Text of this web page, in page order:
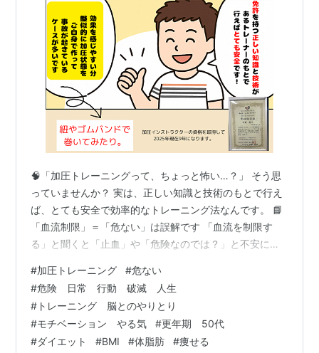
🧠「加圧トレーニングって、ちょっと怖い…？」 そう思
っていませんか？ 実は、正しい知識と技術のもとで行え
ば、とても安全で効率的なトレーニング法なんです。 📘
「血流制限」＝「危ない」は誤解です 「血流を制限す
る」と聞くと「止血」や「危険なのでは？」と不安に感
ーニングでは、専用のベルトで腕や脚の付け根をやさし
く圧迫し、静脈の流れだけを一時的に制限することで筋
肉に適度なストレスをかけます。 これは「止血」のよう
に血の流れを完全に止めるのではなく、「酸素が少ない
状態」を一時的に作ることで、 脳が“キツい運動をし
#加圧トレーニング #危ない
#危険 日常 行動 破滅 人生
# トレーニング 脳とのやりとり
#モチベーション やる気 #更年期 50代
#ダイエット #BMI #体脂肪 #痩せる